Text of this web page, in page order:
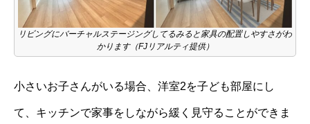
リビングにバーチャルステージングしてるみると家具の配置しやすさがわ
かります（FJリアルティ提供）
小さいお子さんがいる場合、洋室2を子ども部屋にし
て、キッチンで家事をしながら緩く見守ることができま